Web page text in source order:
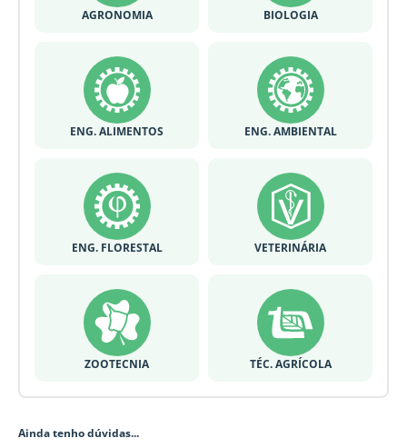
AGRONOMIA BIOLOGIA
ENG. ALIMENTOS ENG. AMBIENTAL
ENG. FLORESTAL VETERINÁRIA
ZOOTECNIA TÉC. AGRÍCOLA
Ainda tenho dúvidas...